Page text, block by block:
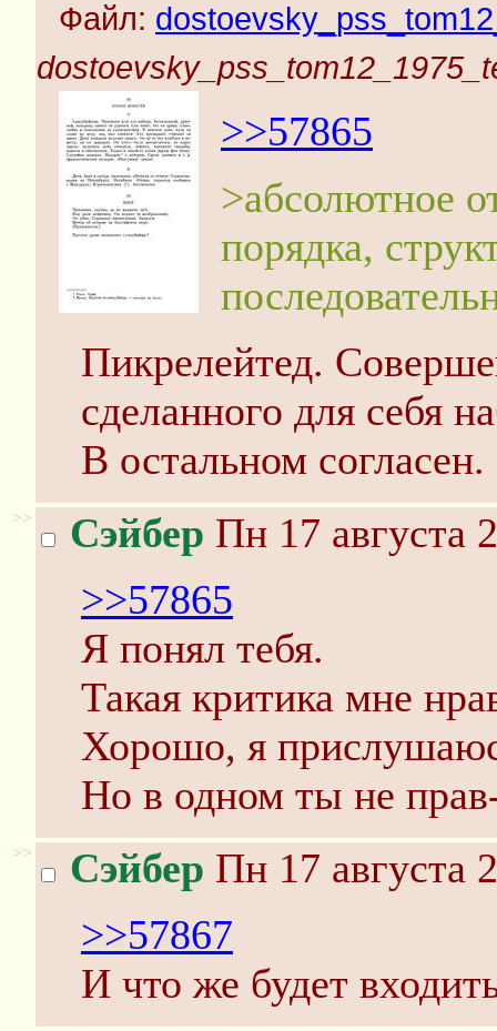
Файл:
>>57865
>абсолютное
порядка,
Пикрелейтед.
сделанного для себя
В остальном согласен.
>> Сэйбер Пн 17 августа
>>57865
Я понял тебя.
Такая критика мне
Хорошо, я
Но в одном ты не
>> Сэйбер Пн 17 августа
>>57867
И что же будет